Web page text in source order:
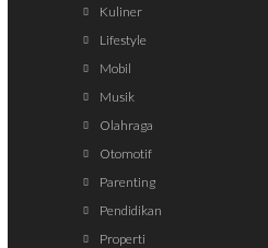
Kuliner
Lifestyle
Mobil
Musik
Olahraga
Otomotif
Parenting
Pendidikan
Properti